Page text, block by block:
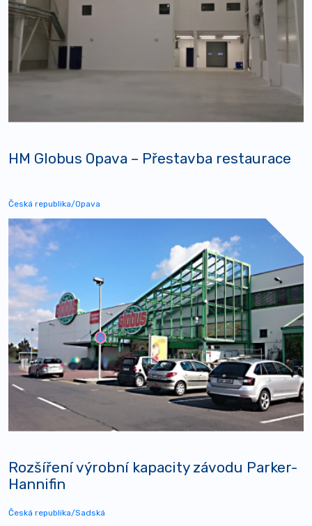
HM Globus Opava – Přestavba restaurace
Česká republika/Opava
Rozšíření výrobní kapacity závodu Parker-
Hannifin
Česká republika/Sadská